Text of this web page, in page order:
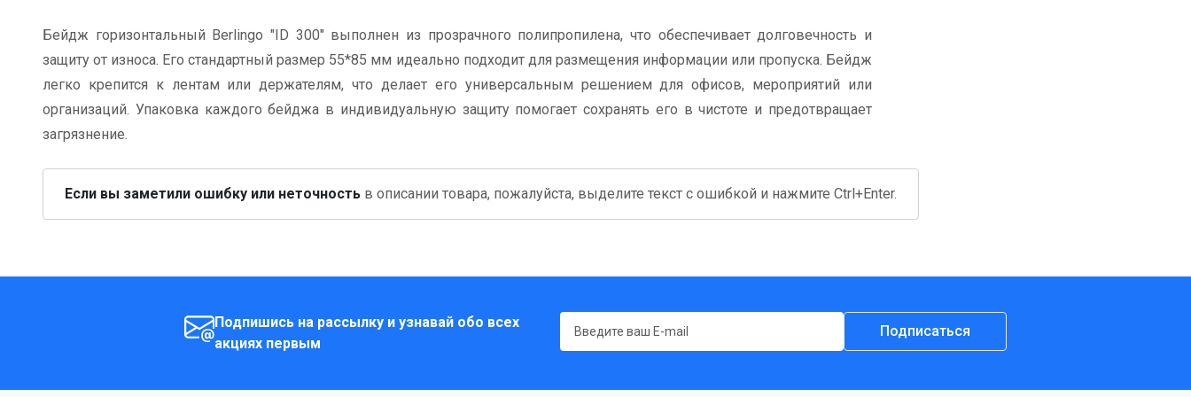
Бейдж горизонтальный Berlingo "ID 300" выполнен из прозрачного полипропилена, что обеспечивает долговечность и
защиту от износа. Его стандартный размер 55*85 мм идеально подходит для размещения информации или пропуска. Бейдж
легко крепится к лентам или держателям, что делает его универсальным решением для офисов, мероприятий или
организаций. Упаковка каждого бейджа в индивидуальную защиту помогает сохранять его в чистоте и предотвращает
загрязнение.
Если вы заметили ошибку или неточность в описании товара, пожалуйста, выделите текст с ошибкой и нажмите Ctrl+Enter.
Подпишись на рассылку и узнавай обо всех
акциях первым
Подписаться